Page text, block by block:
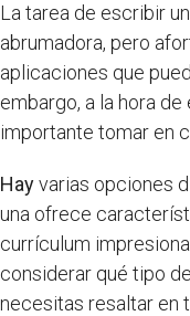
La tarea de escribir
abrumadora, pero
aplicaciones que
embargo, a la hora
importante tomar en
Hayvarias opciones
una ofrece
currículum
considerar qué tipo
necesitas resaltar en